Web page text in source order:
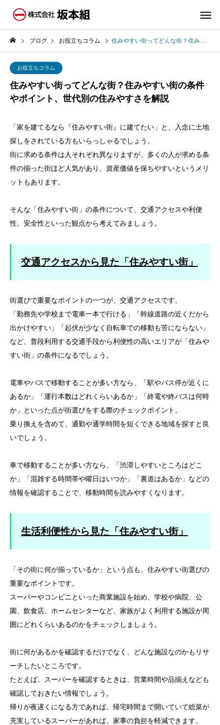
ブログ お役立ちコラム 住みやすい街ってどんな街？住みやすい街の条件やポイント、世代別の住みやすさを解説
お役立ちコラム
住みやすい街ってどんな街？住みやすい街の条件
やポイント、世代別の住みやすさを解説
「家を建てるなら『住みやすい街』に建てたい」と、入念に土地
探しをされている方もいらっしゃるでしょう。
街に求める条件は人それぞれ異なりますが、多くの人が求める条
件の揃った街ほど人気があり、資産価値を保ちやすいというメリ
ットもあります。
そんな「住みやすい街」の条件について、交通アクセスや利便
性、安全性といった観点から考えてみましょう。
交通アクセスから見た「住みやすい街」
街選びで重要なポイントの一つが、交通アクセスです。
「勤務先や学校まで電車一本で行ける」「幹線道路の近くだから
出かけやすい」「起伏が少なく自転車での移動も苦にならない」
など、普段利用する交通手段から利便性の高いエリアが「住みや
すい街」の条件になるでしょう。
電車やバスで移動することが多い方なら、「駅やバス停が近くに
あるか」「運行本数はどれくらいあるか」「終電や終バスは何時
か」といった点が街選びをする際のチェックポイント。
乗り換えを含めて、通勤や通学時間を短くできる地域を探すと良
いでしょう。
車で移動することが多い方なら、「渋滞しやすいところはどこ
か」「混雑する時間帯や曜日はいつか」「裏道はあるか」などの
情報を確認することで、移動時間を読みやすくなります。
生活利便性から見た「住みやすい街」
「その街に何が揃っているか」という点も、住みやすい街選びの
重要なポイントです。
スーパーやコンビニといった商業施設を始め、学校や病院、公
園、飲食店、ホームセンターなど、家族がよく利用する施設が周
囲にどれくらいあるのかをチェックしましょう。
街に何があるかを確認するだけでなく、どんな施設なのかもリサ
ーチしたいところです。
たとえば、スーパーを確認するときは、営業時間や品揃えなども
確認しておきたい情報でしょう。
帰りが夜遅くになる方であれば、帰宅時間まで開いていて総菜が
充実しているスーパーがあれば、家事の負担を軽減できます。